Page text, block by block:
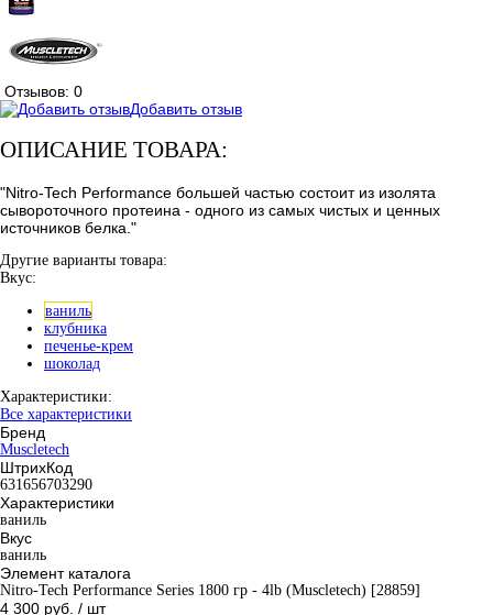
Отзывов: 0
Добавить отзыв
ОПИСАНИЕ ТОВАРА:
"Nitro-Tech Performance большей частью состоит из изолята
сывороточного протеина - одного из самых чистых и ценных
источников белка."
Другие варианты товара:
Вкус:
ваниль
клубника
печенье-крем
шоколад
Характеристики:
Все характеристики
Бренд
Muscletech
ШтрихКод
631656703290
Характеристики
ваниль
Вкус
ваниль
Элемент каталога
Nitro-Tech Performance Series 1800 гр - 4lb (Muscletech) [28859]
4 300 руб. / шт